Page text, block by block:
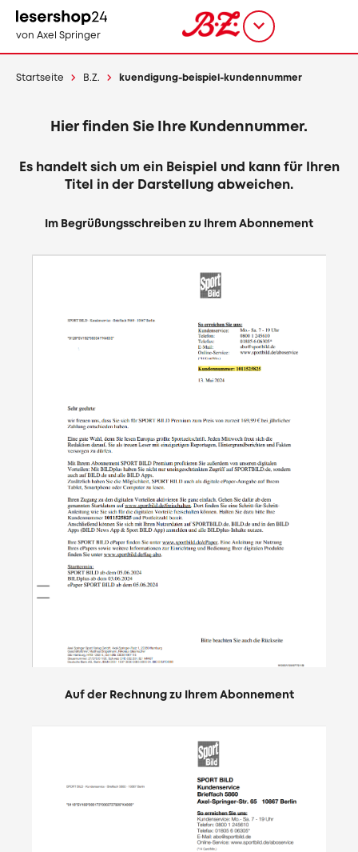
zum
Inhalt
von Axel Springer
Titel
Startseite B.Z. kuendigung-beispiel-kundennummer
Hier finden Sie Ihre Kundennummer.
Es handelt sich um ein Beispiel und kann für Ihren
Titel in der Darstellung abweichen.
Im Begrüßungsschreiben zu Ihrem Abonnement
Auf der Rechnung zu Ihrem Abonnement